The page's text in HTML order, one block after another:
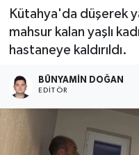
Kütahya'da düşerek
mahsur kalan yaşlı
hastaneye kaldırıldı.
BÜNYAMIN DOĞAN
EDITÖR
Dumlupınar
Dünya
Eğitim
Ekonomi